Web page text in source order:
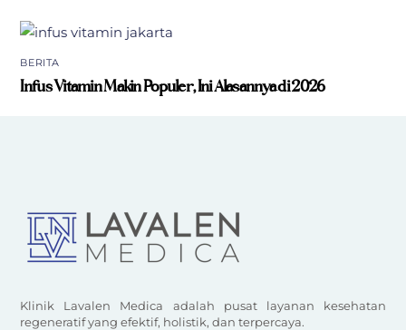
BERITA
Infus Vitamin Makin Populer, Ini Alasannya di 2026
Klinik Lavalen Medica adalah pusat layanan kesehatan
regeneratif yang efektif, holistik, dan terpercaya.